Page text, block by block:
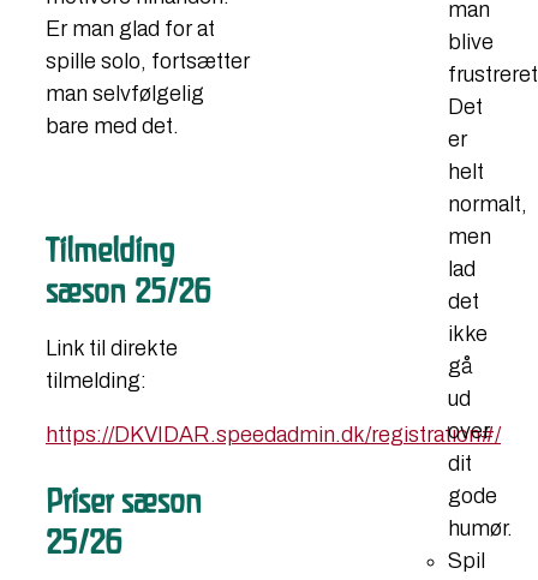
Er man glad for at
spille solo, fortsætter
man selvfølgelig
bare med det.
Tilmelding
sæson 25/26
Link til direkte
tilmelding:​
https://DKVIDAR.speedadmin.dk/registration#/
​Priser sæson
25/26
man
blive
Det
er
helt
normalt,
men
lad
det
ikke
gå
ud
over
dit
gode
humør.
Spil